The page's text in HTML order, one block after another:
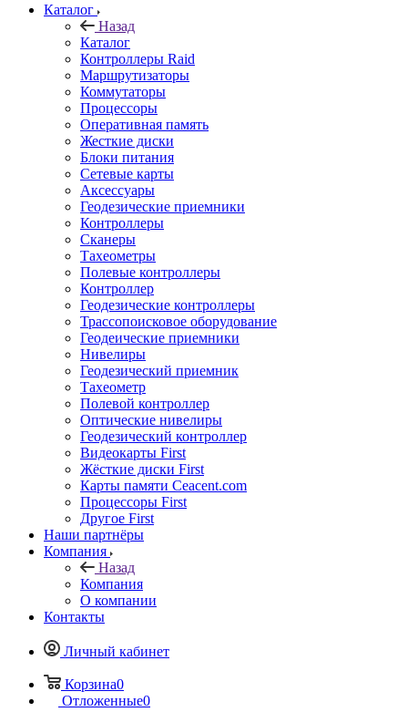
Каталог
Назад
Каталог
Контроллеры Raid
Маршрутизаторы
Коммутаторы
Процессоры
Оперативная память
Жесткие диски
Блоки питания
Сетевые карты
Аксессуары
Геодезические приемники
Контроллеры
Сканеры
Тахеометры
Полевые контроллеры
Контроллер
Геодезические контроллеры
Трассопоисковое оборудование
Геодеические приемники
Нивелиры
Геодезический приемник
Тахеометр
Полевой контроллер
Оптические нивелиры
Геодезический контроллер
Видеокарты First
Жёсткие диски First
Карты памяти Ceacent.com
Процессоры First
Другое First
Наши партнёры
Компания
Назад
Компания
О компании
Контакты
Личный кабинет
Корзина0
Отложенные0